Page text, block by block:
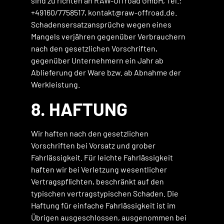
+49160/7758517, kontakt@raw-offroad.de.
Schadensersatzansprüche wegen eines
Mangels verjähren gegenüber Verbrauchern
nach den gesetzlichen Vorschriften,
gegenüber Unternehmern ein Jahr ab
Ablieferung der Ware bzw. ab Abnahme der
Werkleistung.
8. HAFTUNG
Wir haften nach den gesetzlichen
Vorschriften bei Vorsatz und grober
Fahrlässigkeit. Für leichte Fahrlässigkeit
haften wir bei Verletzung wesentlicher
Vertragspflichten, beschränkt auf den
typischen vertragstypischen Schaden. Die
Haftung für einfache Fahrlässigkeit ist im
Übrigen ausgeschlossen, ausgenommen bei